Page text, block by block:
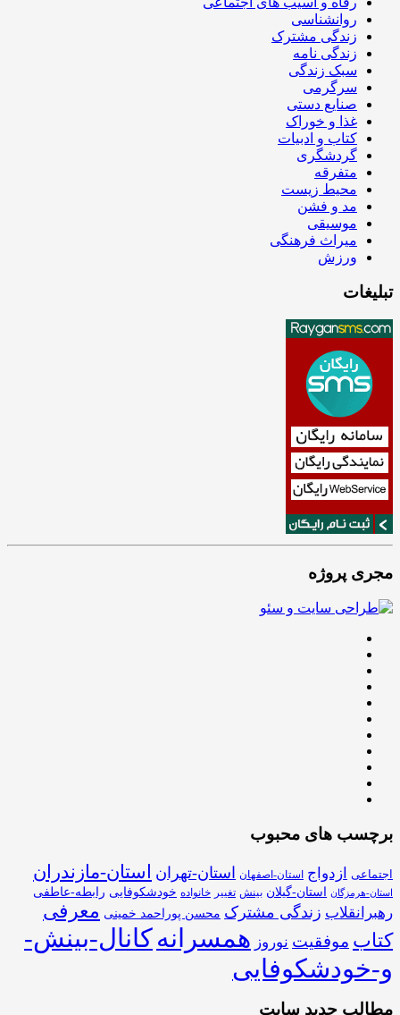
روانشناسی
زندگی مشترک
زندگی نامه
سبک زندگی
سرگرمی
صنایع دستی
غذا و خوراک
کتاب و ادبیات
گردشگری
متفرقه
محیط زیست
مد و فشن
موسیقی
میراث فرهنگی
ورزش
تبلیغات
مجری پروژه
برچسب های محبوب
اجتماعی ازدواج استان-اصفهان استان-تهران استان-مازندران
استان-هرمزگان استان-گیلان بینش تغییر خانواده خودشکوفایی رابطه-عاطفی
رهبرانقلاب زندگی مشترک محسن پوراحمد خمینی معرفی
کتاب موفقیت نوروز همسرانهکانال-بینش-
و-خودشکوفایی
مطالب جدید سایت